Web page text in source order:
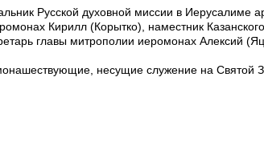
Русской духовной миссии в Иерусалиме
Кирилл (Корытко), наместник
главы митрополии иеромонах Алексий
несущие служение на Святой